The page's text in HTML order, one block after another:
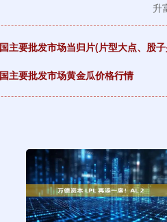
升
主要批发市场当归片(片型大点、股
主要批发市场黄金瓜价格行情